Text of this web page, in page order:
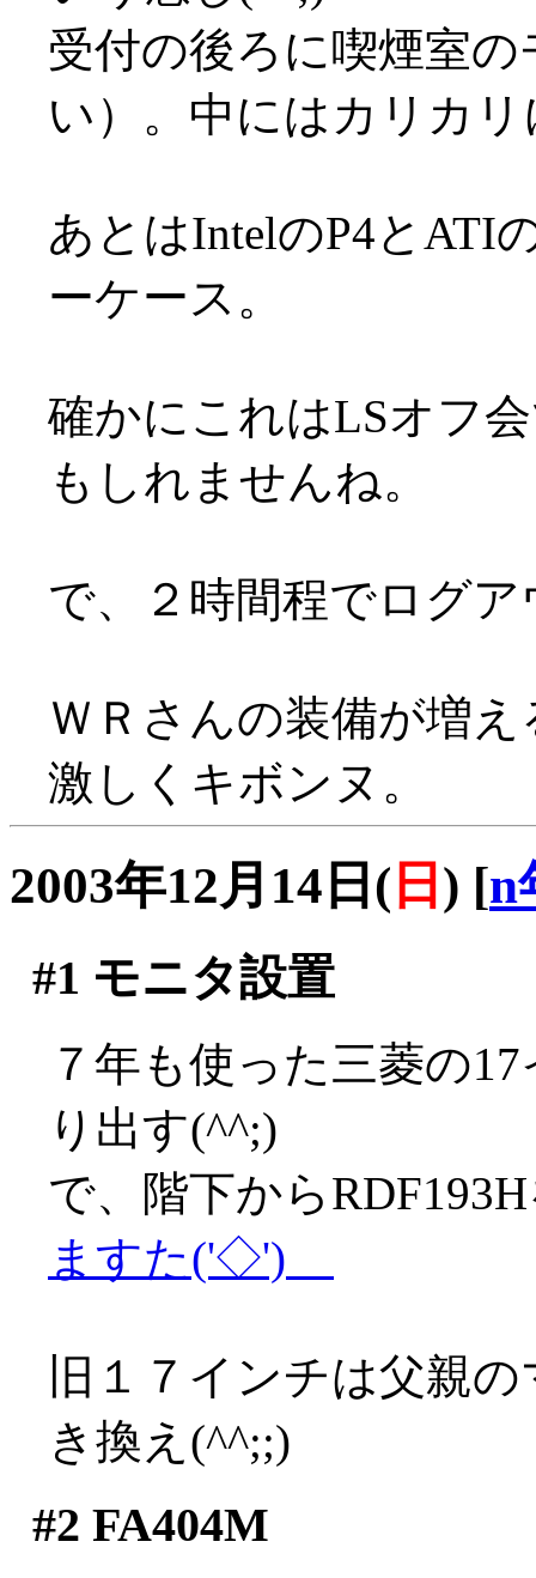
受付の後ろに喫煙室
い）。中にはカリカ
あとはIntelのP4とATI
ーケース。
確かにこれはLSオフ
もしれませんね。
で、２時間程でログア
ＷＲさんの装備が増
激しくキボンヌ。
2003年12月14日( 日 ) [n
#1 モニタ設置
７年も使った三菱の
り出す(^^;)
で、階下から
ますた('◇')ゞ
旧１７インチは父親
き換え(^^;;)
#2 FA404M